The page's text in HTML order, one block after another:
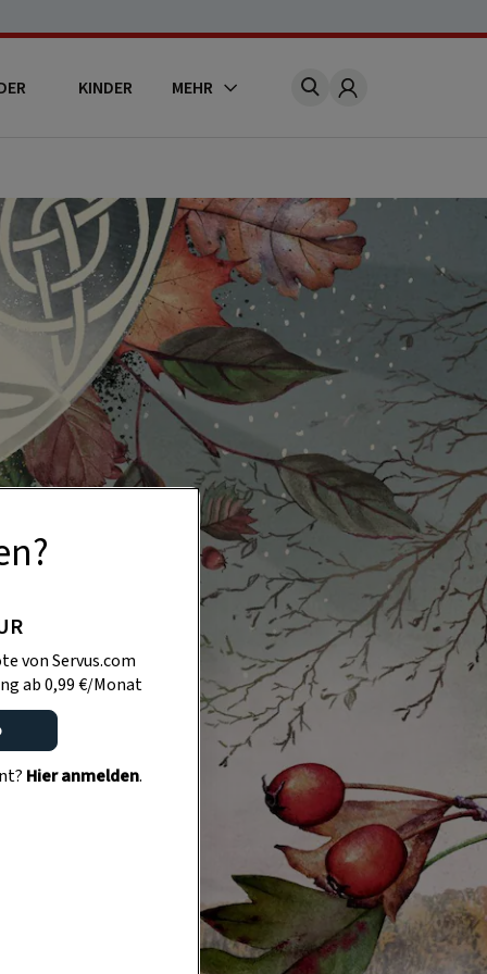
KINDER MEHR Account
von Servus.com
ab 0,99 €/Monat
Hier anmelden.